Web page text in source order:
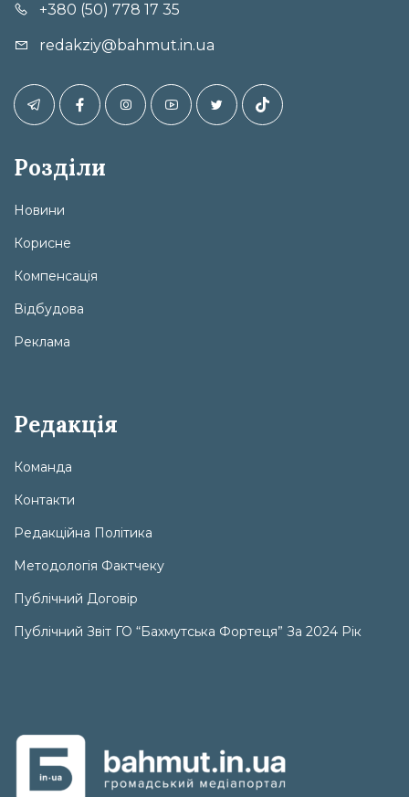
+380 (50) 778 17 35
redakziy@bahmut.in.ua
Розділи
Новини
Корисне
Компенсація
Відбудова
Реклама
Редакція
Команда
Контакти
Редакційна Політика
Методологія Фактчеку
Публічний Договір
Публічний Звіт ГО “Бахмутська Фортеця” За 2024 Рік